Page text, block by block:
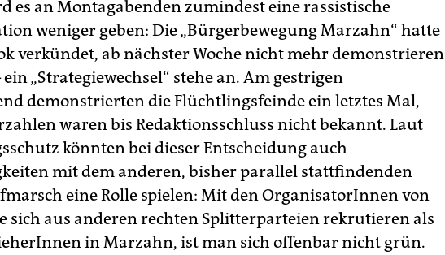
es an Montagabenden zumindest eine rassistische
weniger geben: Die „Bürgerbewegung Marzahn“ hatte
verkündet, ab nächster Woche nicht mehr demonstrieren
„Strategiewechsel“ stehe an. Am gestrigen
demonstrierten die Flüchtlingsfeinde ein letztes Mal,
waren bis Redaktionsschluss nicht bekannt. Laut
könnten bei dieser Entscheidung auch
mit dem anderen, bisher parallel stattfindenden
eine Rolle spielen: Mit den OrganisatorInnen von
sich aus anderen rechten Splitterparteien rekrutieren als
in Marzahn, ist man sich offenbar nicht grün.